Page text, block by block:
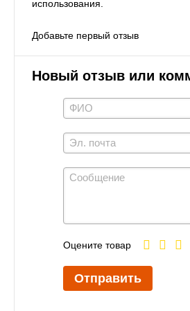
использования.
Добавьте первый отзыв
Новый отзыв или
Оцените товар
Отправить